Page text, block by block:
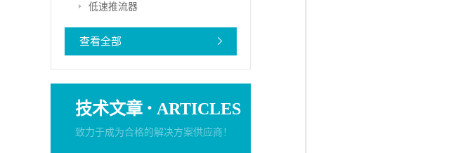
低速推流器
查看全部
技术文章 · ARTICLES
致力于成为合格的解决方案供应商！